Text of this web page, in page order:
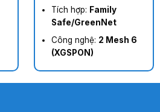
Tích hợp: Family
Safe/GreenNet
Công nghệ: 2 Mesh 6
(XGSPON)